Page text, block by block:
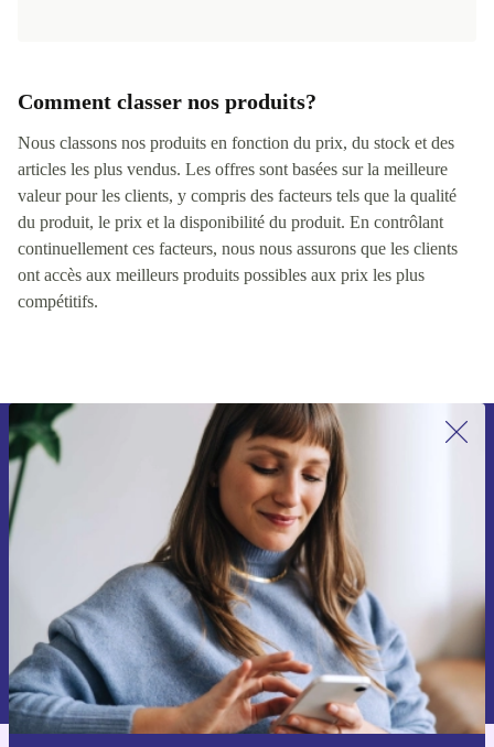
Comment classer nos produits?
Nous classons nos produits en fonction du prix, du stock et des
articles les plus vendus. Les offres sont basées sur la meilleure
valeur pour les clients, y compris des facteurs tels que la qualité
du produit, le prix et la disponibilité du produit. En contrôlant
continuellement ces facteurs, nous nous assurons que les clients
ont accès aux meilleurs produits possibles aux prix les plus
compétitifs.
Recevoir offres et infos de refurbed
par mail
Ne manquez plus aucune offre.
S'inscrire
Retrouvez les informations sur l'utilisation des données personnelles
dans notre
politique de confidentialité.